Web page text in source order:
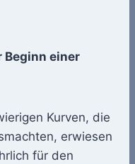
Beginn einer
Kurven, die
erwiesen
für den